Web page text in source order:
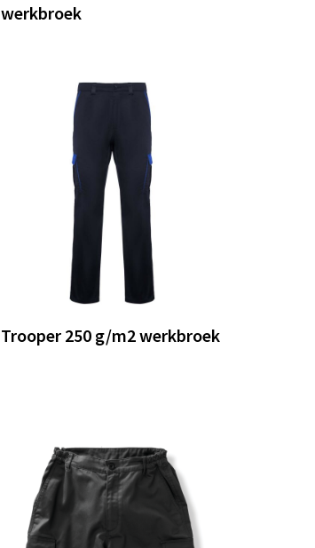
werkbroek
Trooper 250 g/m2 werkbroek